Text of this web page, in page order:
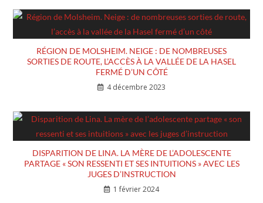
RÉGION DE MOLSHEIM. NEIGE : DE NOMBREUSES
SORTIES DE ROUTE, L’ACCÈS À LA VALLÉE DE LA HASEL
FERMÉ D’UN CÔTÉ
4 décembre 2023
DISPARITION DE LINA. LA MÈRE DE L’ADOLESCENTE
PARTAGE « SON RESSENTI ET SES INTUITIONS » AVEC LES
JUGES D’INSTRUCTION
1 février 2024